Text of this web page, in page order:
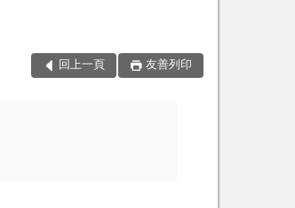
回上一頁 友善列印